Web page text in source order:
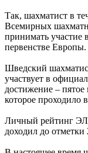
Так, шахматист в
Всемирных
принимать участие
первенстве Европы.
Шведский
участвует в
достижение –
которое проходило
Личный рейтинг
доходил до